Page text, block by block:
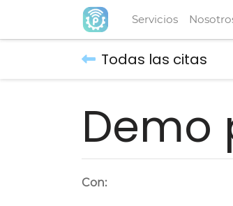
Servicios
Todas las citas
Demo
Con: